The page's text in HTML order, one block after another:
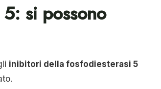
si possono
inibitori della fosfodiesterasi 5